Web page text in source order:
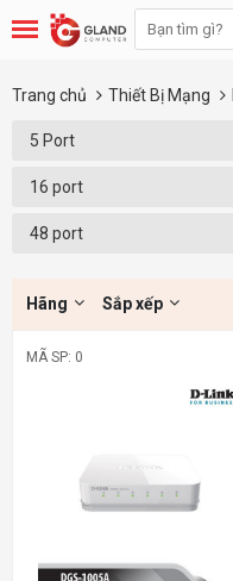
Trang chủ Thiết Bị Mạng
5 Port
16 port
48 port
Hãng Sắp xếp
MÃ SP: 0